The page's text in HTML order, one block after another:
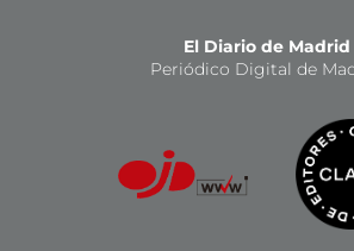
El Diario de Madrid
Periódico Digital de